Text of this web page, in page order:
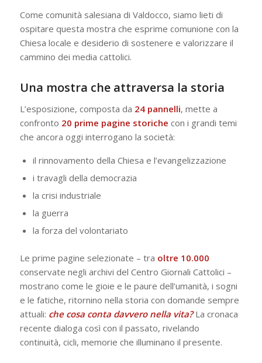
Come comunità salesiana di Valdocco, siamo lieti di
ospitare questa mostra che esprime comunione con la
Chiesa locale e desiderio di sostenere e valorizzare il
cammino dei media cattolici.
Una mostra che attraversa la storia
L’esposizione, composta da 24 pannelli, mette a
confronto 20 prime pagine storiche con i grandi temi
che ancora oggi interrogano la società:
il rinnovamento della Chiesa e l’evangelizzazione
i travagli della democrazia
la crisi industriale
la guerra
la forza del volontariato
Le prime pagine selezionate – tra oltre 10.000
conservate negli archivi del Centro Giornali Cattolici –
mostrano come le gioie e le paure dell’umanità, i sogni
e le fatiche, ritornino nella storia con domande sempre
attuali: che cosa conta davvero nella vita? La cronaca
recente dialoga così con il passato, rivelando
continuità, cicli, memorie che illuminano il presente.